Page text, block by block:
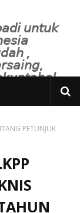
𝘶𝘯𝘵𝘶𝘬
,
PETUNJUK